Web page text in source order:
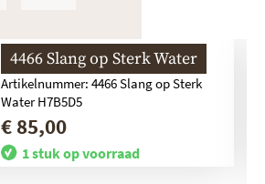
4466 Slang op Sterk Water
Artikelnummer: 4466 Slang op Sterk
Water H7B5D5
€ 85,00
1 stuk op voorraad